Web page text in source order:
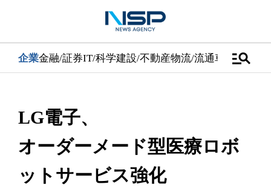
企業金融/証券IT/科学建設/不動産物流/流通車 医学/健康
manage_search
LG電子、
オーダーメード型医療ロボ
ットサービス強化